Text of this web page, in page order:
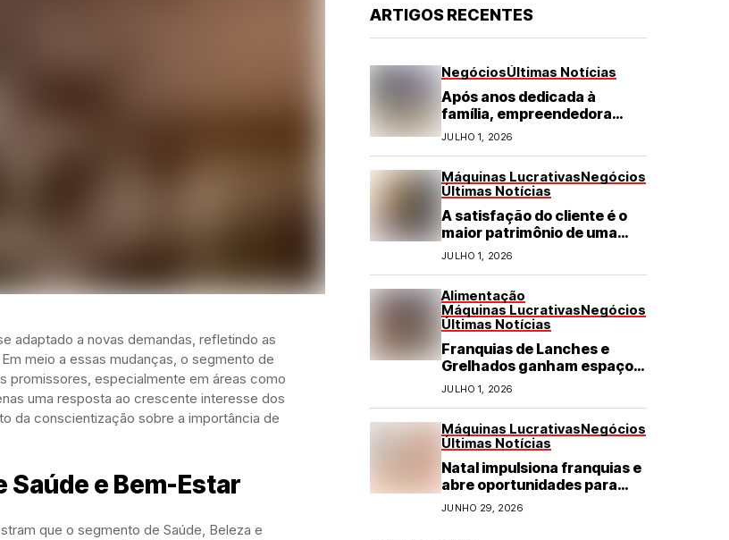
adaptado a novas demandas, refletindo as
meio a essas mudanças, o segmento de
promissores, especialmente em áreas como
uma resposta ao crescente interesse dos
da conscientização sobre a importância de
e Bem-Estar
que o segmento de Saúde, Beleza e
ARTIGOS RECENTES
NegóciosÚltimas Notícias
Após anos dedicada à
família, empreendedora
transforma franquia de
turismo em negócio de
JULHO 1, 2026
Máquinas LucrativasNegócios
Últimas Notícias
A satisfação do cliente é o
maior patrimônio de uma
franquia
JULHO 1, 2026
Alimentação
Máquinas LucrativasNegócios
Últimas Notícias
Franquias de Lanches e
Grelhados ganham espaço
com demanda por refeições
rápidas e de qualidade
JULHO 1, 2026
Máquinas LucrativasNegócios
Últimas Notícias
Natal impulsiona franquias e
abre oportunidades para
diversos segmentos do
JUNHO 29, 2026